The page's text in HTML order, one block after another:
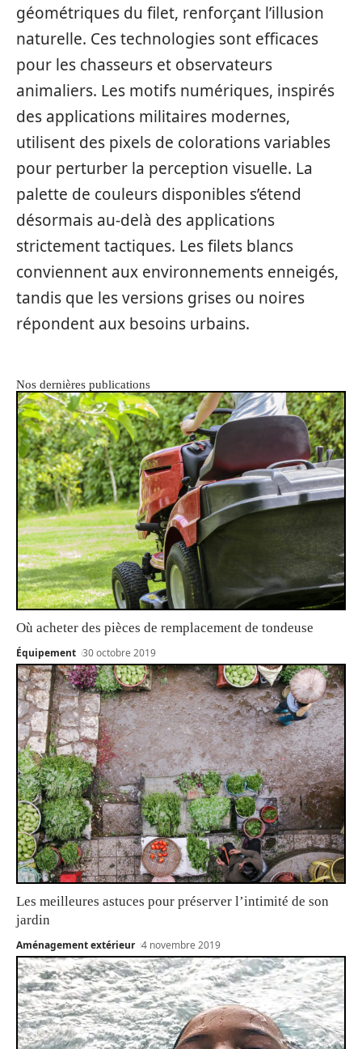
géométriques du filet, renforçant l’illusion
naturelle. Ces technologies sont efficaces
pour les chasseurs et observateurs
animaliers. Les motifs numériques, inspirés
des applications militaires modernes,
utilisent des pixels de colorations variables
pour perturber la perception visuelle. La
palette de couleurs disponibles s’étend
désormais au-delà des applications
strictement tactiques. Les filets blancs
conviennent aux environnements enneigés,
tandis que les versions grises ou noires
répondent aux besoins urbains.
Nos dernières publications
Où acheter des pièces de remplacement de tondeuse
Équipement 30 octobre 2019
Les meilleures astuces pour préserver l’intimité de son
jardin
Aménagement extérieur 4 novembre 2019